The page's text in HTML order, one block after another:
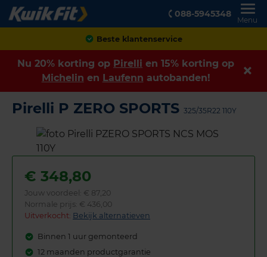
088-5945348
Menu
Achteraf betalen
Nu 20% korting op Pirelli en 15% korting op
Michelin en Laufenn autobanden!
Pirelli P ZERO SPORTS 325/35R22 110Y
€ 348,80
Jouw voordeel: € 87,20
Normale prijs: € 436,00
Uitverkocht: Bekijk alternatieven
Binnen 1 uur gemonteerd
12 maanden productgarantie